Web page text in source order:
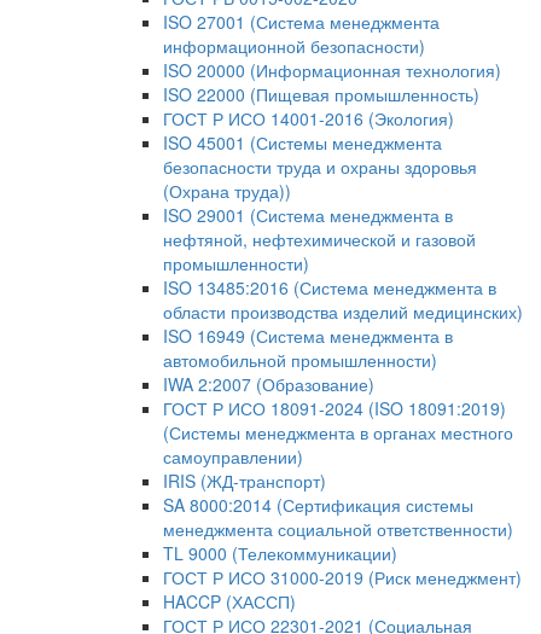
ISO 27001 (Система менеджмента
информационной безопасности)
ISO 20000 (Информационная технология)
ISO 22000 (Пищевая промышленность)
ГОСТ Р ИСО 14001-2016 (Экология)
ISO 45001 (Системы менеджмента
безопасности труда и охраны здоровья
(Охрана труда))
ISO 29001 (Система менеджмента в
нефтяной, нефтехимической и газовой
промышленности)
ISO 13485:2016 (Система менеджмента в
области производства изделий медицинских)
ISO 16949 (Система менеджмента в
автомобильной промышленности)
IWA 2:2007 (Образование)
ГОСТ Р ИСО 18091-2024 (ISO 18091:2019)
(Системы менеджмента в органах местного
самоуправлении)
IRIS (ЖД-транспорт)
SA 8000:2014 (Сертификация системы
менеджмента социальной ответственности)
TL 9000 (Телекоммуникации)
ГОСТ Р ИСО 31000-2019 (Риск менеджмент)
HACCP (ХАССП)
ГОСТ Р ИСО 22301-2021 (Социальная